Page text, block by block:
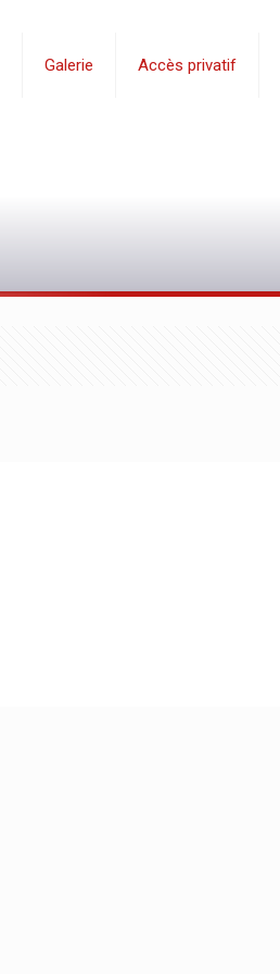
Galerie Accès privatif